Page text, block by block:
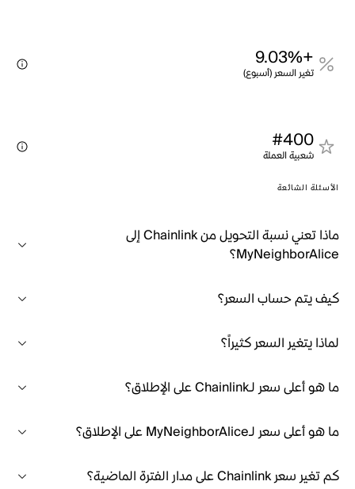
+9.03%
تغير السعر (أسبوع)
#400
شعبية العملة
الأسئلة الشائعة
ماذا تعني نسبة التحويل من Chainlink إلى
MyNeighborAlice؟
كيف يتم حساب السعر؟
لماذا يتغير السعر كثيراً؟
ما هو أعلى سعر لـChainlink على الإطلاق؟
ما هو أعلى سعر لـMyNeighborAlice على الإطلاق؟
كم تغير سعر Chainlink على مدار الفترة الماضية؟